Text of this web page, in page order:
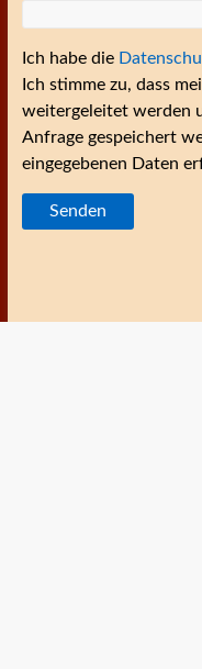
Ich habe die
Ich stimme zu, dass
weitergeleitet werden
Anfrage gespeichert
eingegebenen Daten